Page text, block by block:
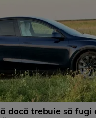
dacă trebuie să fugi